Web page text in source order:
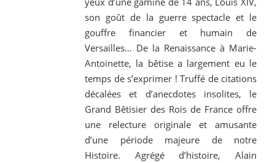
son goût de la guerre spectacle et le
gouffre financier et humain de
Versailles… De la Renaissance à Marie-
Antoinette, la bêtise a largement eu le
temps de s’exprimer ! Truffé de citations
décalées et d’anecdotes insolites, le
Grand Bêtisier des Rois de France offre
une relecture originale et amusante
d’une période majeure de notre
Histoire. Agrégé d’histoire, Alain